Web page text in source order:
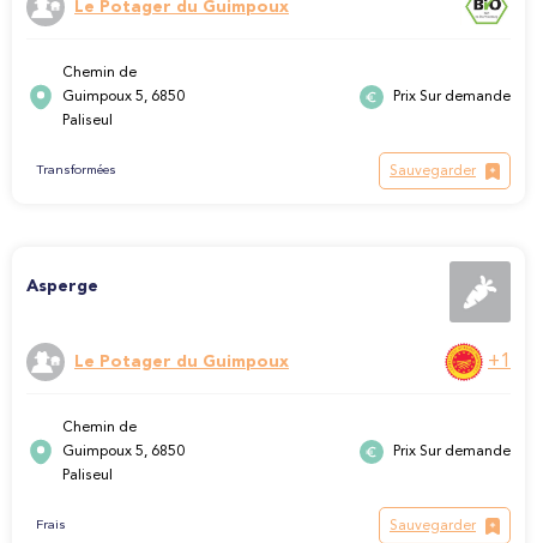
Le Potager du Guimpoux
Chemin de
Guimpoux 5, 6850
Paliseul
Prix Sur demande
Transformées Sauvegarder
Asperge
Le Potager du Guimpoux +1
Chemin de
Guimpoux 5, 6850
Paliseul
Prix Sur demande
Frais Sauvegarder